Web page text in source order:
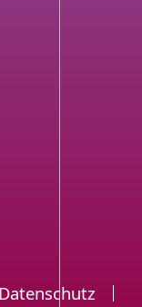
Datenschutz